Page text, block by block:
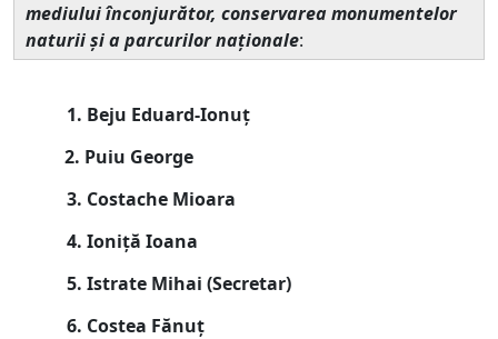
mediului înconjurător, conservarea monumentelor
naturii şi a parcurilor naţionale:
1. Beju Eduard-Ionuț
2. Puiu George
3. Costache Mioara
4. Ioniță Ioana
5. Istrate Mihai (Secretar)
6. Costea Fănuț